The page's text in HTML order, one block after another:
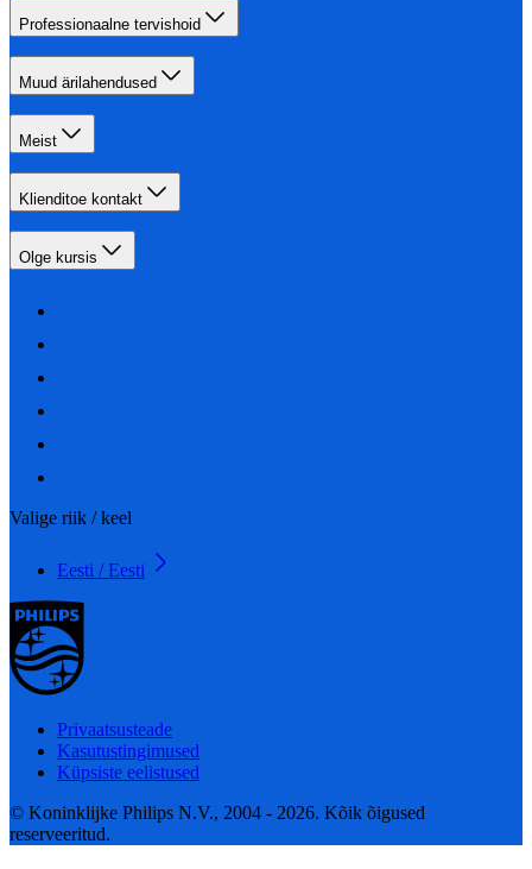
Professionaalne tervishoid
Muud ärilahendused
Meist
Klienditoe kontakt
Olge kursis
Valige riik / keel
Eesti / Eesti
Privaatsusteade
Kasutustingimused
Küpsiste eelistused
© Koninklijke Philips N.V., 2004 - 2026. Kõik õigused
reserveeritud.